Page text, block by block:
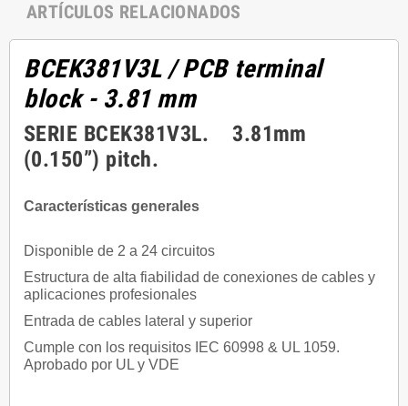
ARTÍCULOS RELACIONADOS
BCEK381V3L/ PCB terminal
block - 3.81 mm
SERIE BCEK381V3L. 3.81mm
(0.150”) pitch.
Características generales
Disponible de 2 a 24 circuitos
Estructura de alta fiabilidad de conexiones de cables y
aplicaciones profesionales
Entrada de cables lateral y superior
Cumple con los requisitos IEC 60998 & UL 1059.
Aprobado por UL y VDE